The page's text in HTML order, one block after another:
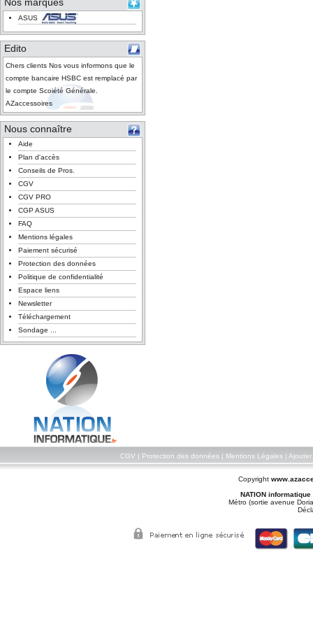
ASUS
Edito
Chers clients Nos vous informons que le
compte bancaire HSBC est remplacé par
le compte Scoiété Générale.
AZaccessoires
Nous connaître
Aide
Plan d'accès
Conseils de Pros.
CGV
CGV PRO
CGP ASUS
FAQ
Mentions légales
Paiement sécurisé
Protection des données
Politique de confidentialité
Espace liens
Newsletter
Téléchargement
Sondage ...
CGV| Protection des données| Mentions Légales| Ajouter
Copyright
NATION informatique
Métro (sortie avenue